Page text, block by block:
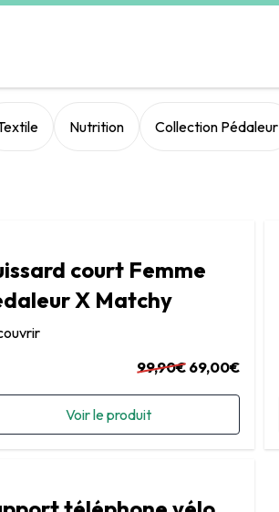
Nutrition Collection Pédaleur
court Femme
X Matchy
99,90€69,00€
Voir le produit